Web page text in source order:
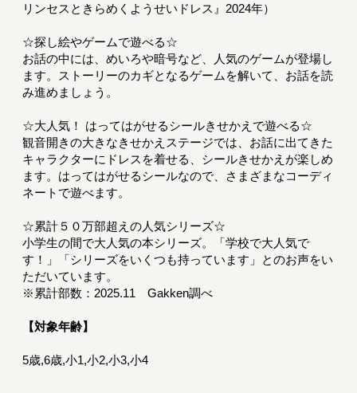
リンセスときらめくようせいドレス』2024年）
☆探し絵やゲームで遊べる☆
お話の中には、めいろや暗号など、人気のゲームが登場し
ます。ストーリーのカギとなるゲームを解いて、お話を読
み進めましょう。
☆大人気！ はってはがせるシールきせかえで遊べる☆
観音開きの大きなきせかえステージでは、お話に出てきた
キャラクターにドレスを着せる、シールきせかえが楽しめ
ます。はってはがせるシールなので、さまざまなコーディ
ネートで遊べます。
☆累計５０万部超えの人気シリーズ☆
小学生の間で大人気の本シリーズ。「学校で大人気で
す！」「シリーズをいくつも持っています」とのお声をい
ただいています。
※累計部数：2025.11 Gakken調べ
【対象年齢】
5歳,6歳,小1,小2,小3,小4